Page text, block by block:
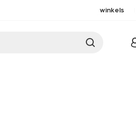
winkels